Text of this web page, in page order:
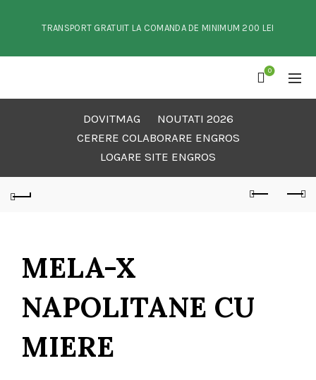
TRANSPORT GRATUIT LA COMANDA DE MINIMUM 200 LEI
0
DOVITMAG
NOUTATI 2026
CERERE COLABORARE ENGROS
LOGARE SITE ENGROS
MELA-X
NAPOLITANE CU
MIERE